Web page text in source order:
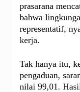
prasarana
bahwa
representatif,
kerja.
Tak hanya itu,
pengaduan,
nilai 99,01.